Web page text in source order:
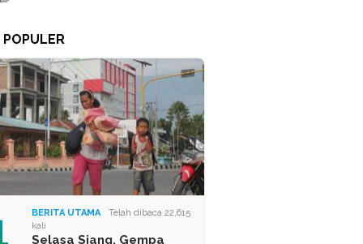
BERITA UTAMA
Telah dibaca 22,615
kali
Selasa Siang, Gempa